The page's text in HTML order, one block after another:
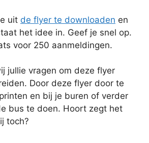
uit de flyer te downloaden en
het idee in. Geef je snel op.
voor 250 aanmeldingen.
jullie vragen om deze flyer
Door deze flyer door te
en bij je buren of verder
bus te doen. Hoort zegt het
toch?